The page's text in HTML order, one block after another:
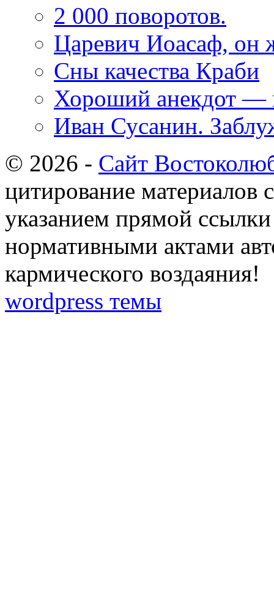
2 000 поворотов.
Царевич Иоасаф, он
Сны качества Краби
Хороший анекдот —
Иван Сусанин.
© 2026 - Сайт
цитирование материалов
указанием прямой
нормативными актами
кармического воздаяния!
wordpress темы